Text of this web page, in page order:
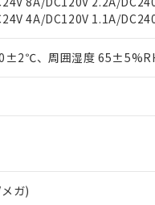
4A/DC120V 1.1A/
、周囲湿度
ガ)
び標準価格照会結果は、記
覧された時点での実際の在
況および標準価格はお客様
ご相談ください。
器販売店や当社販売拠点は
能（部品リスト作成サービ
ります。
品・サービスに関するお客
、フタル酸ジイソブチル (DIBP)
監視および制御機器に対する適用
状況などにより、予定月
ウンロード
値 (GB/T26572)：
銀) : 1000ppm、 Cd(カドミウム) :
、 PBBs(ポリ臭化ビフェニル
: 1000ppm、 DIBP(フタル酸ジイ
チルヘキシル)) : 1000ppm
期限
10物質）のすべてが基準値
状況下において有害物質
。当社販売部門へお問い合
物を破棄する場合は、完全
用いたしません。
製品を第三者に販売する場
販売先および販売に係わる
上の在庫あり
は満たないが在庫あり
(最新の在庫状況については
店・当社販売員にご確認く
機種、また在庫状況の情報